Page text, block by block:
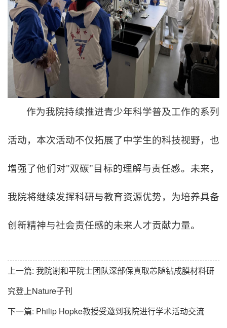
作为我院持续推进青少年科学普及工作的系列
活动，本次活动不仅拓展了中学生的科技视野，也
增强了他们对"双碳"目标的理解与责任感。未来，
我院将继续发挥科研与教育资源优势，为培养具备
创新精神与社会责任感的未来人才贡献力量。
上一篇: 我院谢和平院士团队深部保真取芯随钻成膜材料研
究登上Nature子刊
下一篇: Philip Hopke教授受邀到我院进行学术活动交流